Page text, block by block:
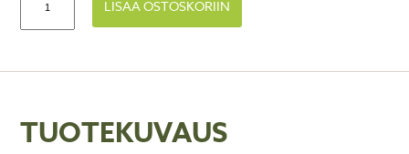
LISÄÄ OSTOSKORIIN
TUOTEKUVAUS